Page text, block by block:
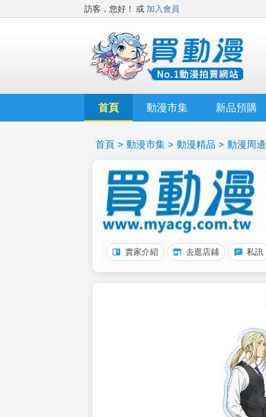
訪客，您好！ 或 加入會員
首頁 動漫市集 新品預購
首頁 > 動漫市集 > 動漫精品 > 動漫周邊
賣家介紹 去逛店鋪 私訊